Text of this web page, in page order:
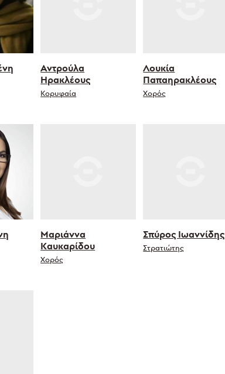
Αντρούλα
Ηρακλέους
Κορυφαία
Λουκία
Παπαηρακλέους
Χορός
Μαριάννα
Καυκαρίδου
Χορός
Σπύρος Ιωαννίδης
Στρατιώτης